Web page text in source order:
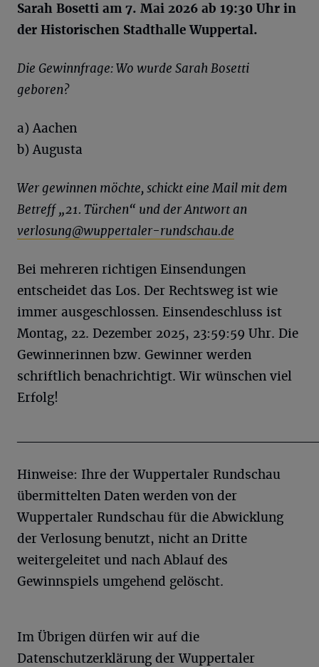
Sarah Bosetti am 7. Mai 2026 ab 19:30 Uhr in
der Historischen Stadthalle Wuppertal.
Die Gewinnfrage: Wo wurde Sarah Bosetti
geboren?
a) Aachen
b) Augusta
Wer gewinnen möchte, schickt eine Mail mit dem
Betreff „21. Türchen“ und der Antwort an
verlosung@wuppertaler-rundschau.de
Bei mehreren richtigen Einsendungen
entscheidet das Los. Der Rechtsweg ist wie
immer ausgeschlossen. Einsendeschluss ist
Montag, 22. Dezember 2025, 23:59:59 Uhr. Die
Gewinnerinnen bzw. Gewinner werden
schriftlich benachrichtigt. Wir wünschen viel
Erfolg!
Hinweise: Ihre der Wuppertaler Rundschau
übermittelten Daten werden von der
Wuppertaler Rundschau für die Abwicklung
der Verlosung benutzt, nicht an Dritte
weitergeleitet und nach Ablauf des
Gewinnspiels umgehend gelöscht.
Im Übrigen dürfen wir auf die
Datenschutzerklärung der Wuppertaler